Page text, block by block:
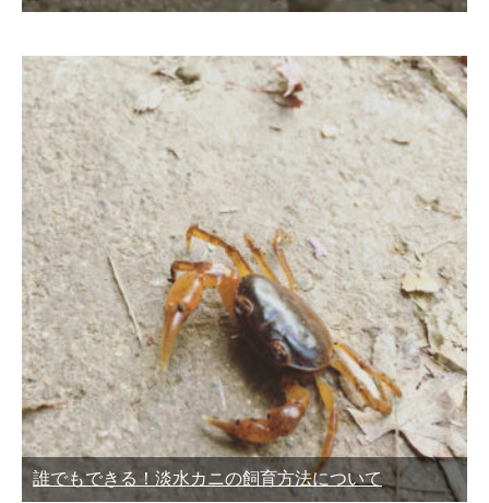
誰でもできる！淡水カニの飼育方法について